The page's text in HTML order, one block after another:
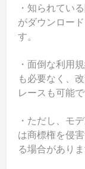
・知られてい
がダウンロー
す。
・面倒な利用
も必要なく、
レースも可能で
・ただし、モ
は商標権を侵
る場合がありま